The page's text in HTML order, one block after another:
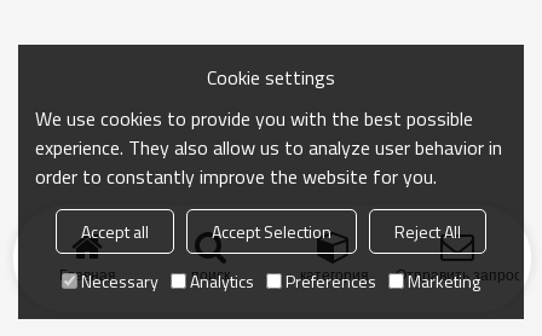
Главная поиск категория Отправить запрос
Cookie settings
We use cookies to provide you with the best possible
experience. They also allow us to analyze user behavior in
order to constantly improve the website for you.
Accept all Accept Selection
Reject All
Necessary
Analytics Preferences Marketing